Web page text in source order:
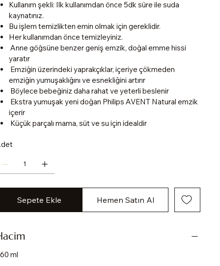
Kullanım şekli: Ilk kullanımdan önce 5dk süre ile suda
kaynatınız.
Bu işlem temizlikten emin olmak için gereklidir.
Her kullanımdan önce temizleyiniz.
Anne göğsüne benzer geniş emzik, doğal emme hissi
yaratır
Emziğin üzerindeki yaprakçıklar, içeriye çökmeden
emziğin yumuşaklığını ve esnekliğini artırır
Böylece bebeğiniz daha rahat ve yeterli beslenir
Ekstra yumuşak yeni doğan Philips AVENT Natural emzik
içerir
Küçük parçalı mama, süt ve su için idealdir
Sepete Ekle Hemen Satın Al
ml